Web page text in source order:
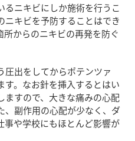
るニキビにしか施術を行うこ
ニキビを予防することはでき
からのニキビの再発を防ぐ
圧出をしてからポテンツァ
す。なお針を挿入するとはい
ますので、大きな痛みの心配
、副作用の心配が少なく、ダ
事や学校にもほとんど影響が